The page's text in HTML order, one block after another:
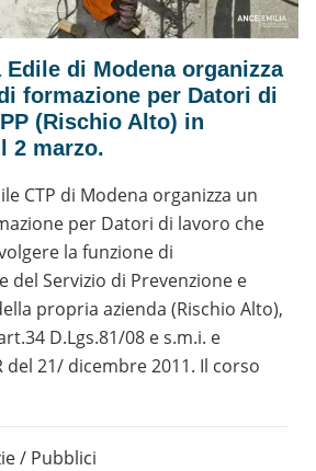
Edile di Modena organizza
formazione per Datori di
(Rischio Alto) in
2 marzo.
CTP di Modena organizza un
per Datori di lavoro che
la funzione di
del Servizio di Prevenzione e
propria azienda (Rischio Alto),
D.Lgs.81/08 e s.m.i. e
del 21/ dicembre 2011. Il corso
/ Pubblici